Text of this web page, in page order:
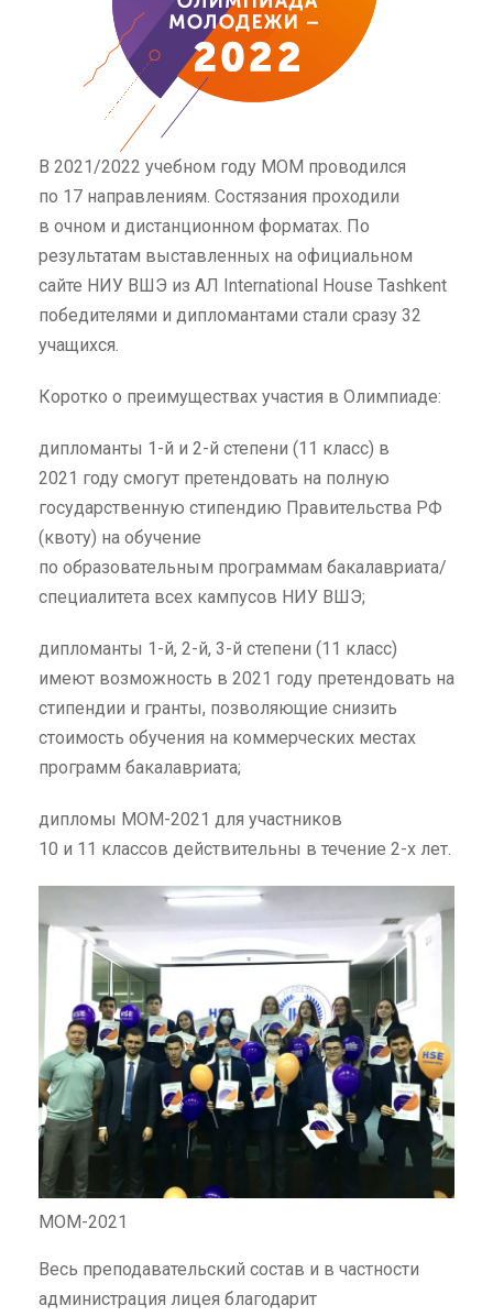
В 2021/2022 учебном году МОМ проводился
по 17 направлениям. Состязания проходили
в очном и дистанционном форматах. По
результатам выставленных на официальном
сайте НИУ ВШЭ из АЛ International House Tashkent
победителями и дипломантами стали сразу 32
учащихся.
Коротко о преимуществах участия в Олимпиаде:
дипломанты 1-й и 2-й степени (11 класс) в
2021 году смогут претендовать на полную
государственную стипендию Правительства РФ
(квоту) на обучение
по образовательным программам бакалавриата/
специалитета всех кампусов НИУ ВШЭ;
дипломанты 1-й, 2-й, 3-й степени (11 класс)
имеют возможность в 2021 году претендовать на
стипендии и гранты, позволяющие снизить
стоимость обучения на коммерческих местах
программ бакалавриата;
дипломы МОМ-2021 для участников
10 и 11 классов действительны в течение 2-х лет.
МОМ-2021
Весь преподавательский состав и в частности
администрация лицея благодарит